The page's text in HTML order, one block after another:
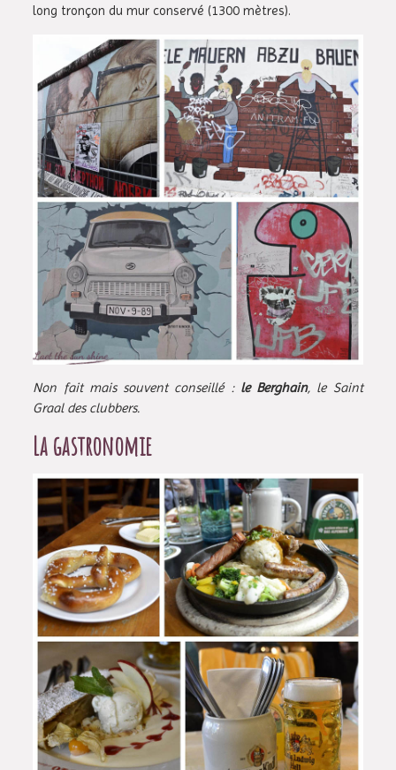
long tronçon du mur conservé (1300 mètres).
Non fait mais souvent conseillé : le Berghain, le Saint
Graal des clubbers.
La gastronomie